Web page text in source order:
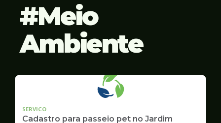
Meio
Ambiente
SERVICO
Cadastro para passeio pet no Jardim